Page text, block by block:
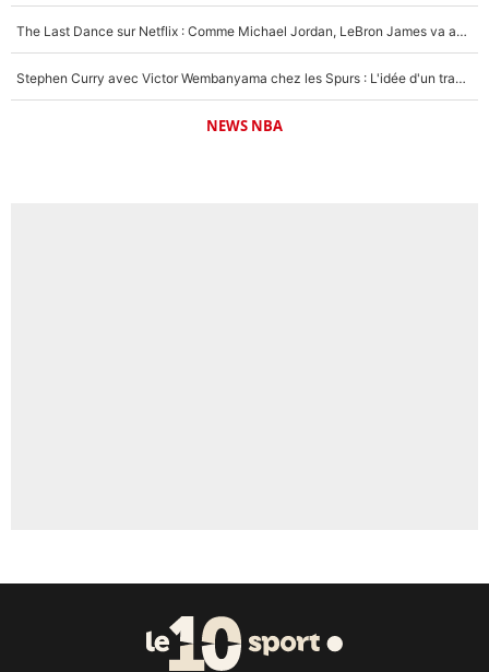
The Last Dance sur Netflix : Comme Michael Jordan, LeBron James va avoir le droit à sa série !
Stephen Curry avec Victor Wembanyama chez les Spurs : L'idée d'un trade historique est lancée en NBA !
NEWS NBA